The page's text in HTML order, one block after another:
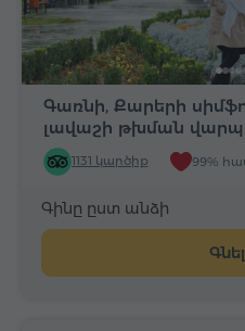
Գառնի, Քարերի
լավաշի թխման
1131 կարծիք 99%
Գինը ըստ անձի
Գնել